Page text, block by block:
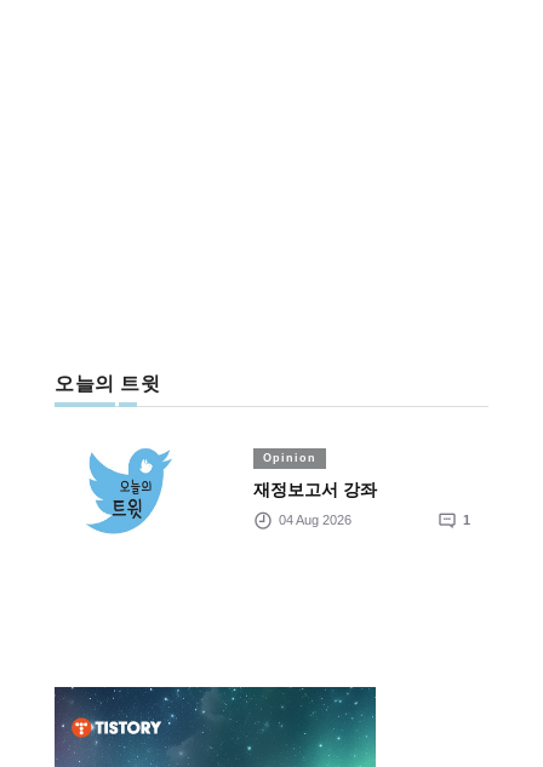
오늘의 트윗
Opinion
재정보고서 강좌
04 Aug 2026 1